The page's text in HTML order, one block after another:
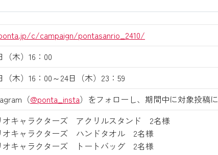
c/campaign/pontasanrio_2410/
（木）16：00
（木）16：00～24日（木）23：59
（@ponta_insta）をフォローし、期間中に対象投稿
オキャラクターズ アクリルスタンド 2名様
オキャラクターズ ハンドタオル 2名様
オキャラクターズ トートバッグ 2名様